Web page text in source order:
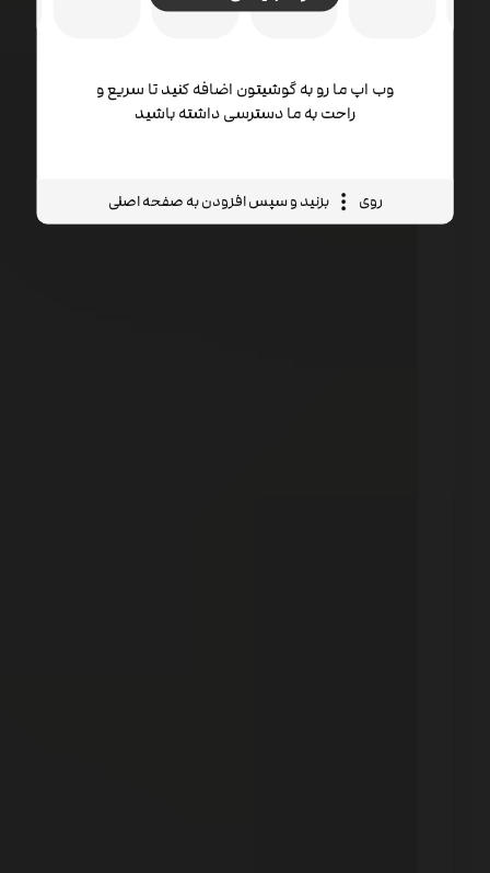
وب اپ ما رو به گوشیتون اضافه کنید تا سریع و
راحت به ما دسترسی داشته باشید
روی بزنید و سپس افزودن به صفحه اصلی